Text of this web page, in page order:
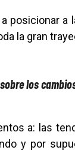
posicionar a
la gran
los
a: las
y por